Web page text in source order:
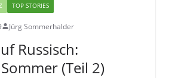
TOP STORIES
Jürg Sommerhalder
Russisch:
(Teil 2)